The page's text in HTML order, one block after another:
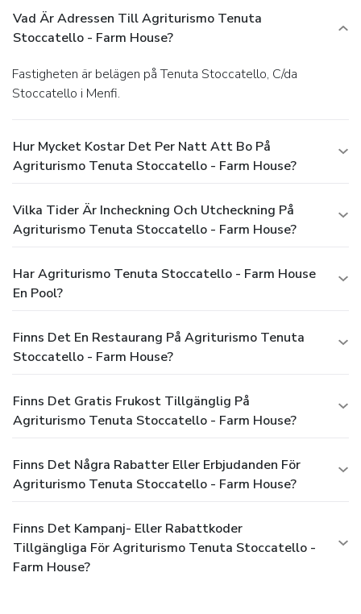
your favorite drink at a bar/lounge or a poolside bar. A
complimentary buffet breakfast is included. Business,
Other Amenities
Featured amenities include dry cleaning/laundry services
and luggage storage. Free self parking is available onsite.
Vad Är Adressen Till Agriturismo Tenuta
Stoccatello - Farm House?
Fastigheten är belägen på Tenuta Stoccatello, C/da
Stoccatello i Menfi.
Hur Mycket Kostar Det Per Natt Att Bo På
Agriturismo Tenuta Stoccatello - Farm House?
Vilka Tider Är Incheckning Och Utcheckning På
Agriturismo Tenuta Stoccatello - Farm House?
Har Agriturismo Tenuta Stoccatello - Farm House
En Pool?
Finns Det En Restaurang På Agriturismo Tenuta
Stoccatello - Farm House?
Finns Det Gratis Frukost Tillgänglig På
Agriturismo Tenuta Stoccatello - Farm House?
Finns Det Några Rabatter Eller Erbjudanden För
Agriturismo Tenuta Stoccatello - Farm House?
Finns Det Kampanj- Eller Rabattkoder
Tillgängliga För Agriturismo Tenuta Stoccatello -
Farm House?